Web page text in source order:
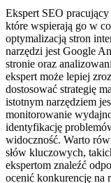
Ekspert SEO
które wspierają go w
optymalizacją stron
narzędzi jest Google
stronie oraz
ekspert może lepiej
dostosować strategię
istotnym narzędziem
monitorowanie
identyfikację
widoczność. Warto
słów kluczowych,
ekspertom znaleźć
ocenić konkurencję na